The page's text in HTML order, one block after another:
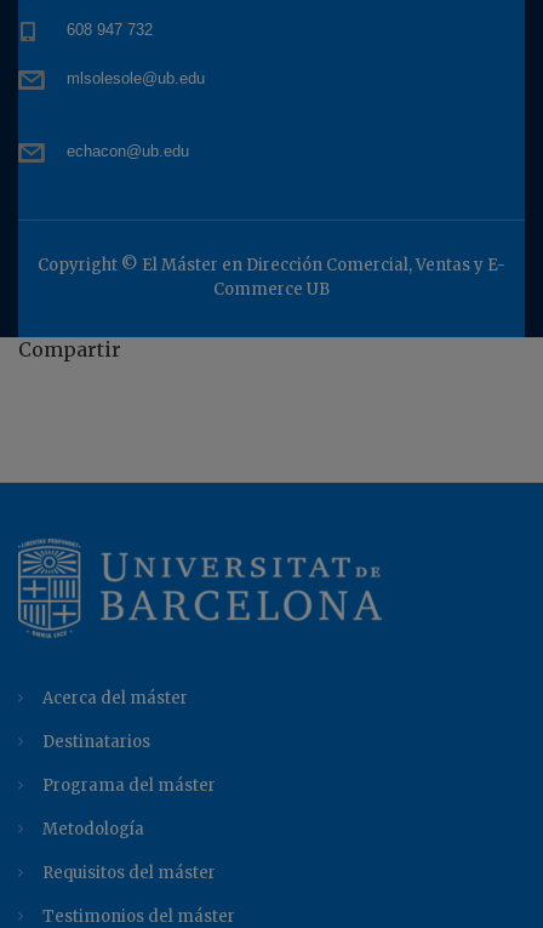
608 947 732
mlsolesole@ub.edu
echacon@ub.edu
Copyright © El Máster en Dirección Comercial, Ventas y E-
Commerce UB
Compartir
Acerca del máster
Destinatarios
Programa del máster
Metodología
Requisitos del máster
Testimonios del máster